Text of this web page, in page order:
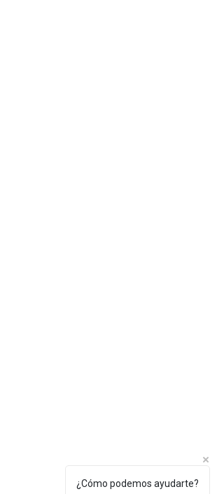
¿Cómo podemos ayudarte?